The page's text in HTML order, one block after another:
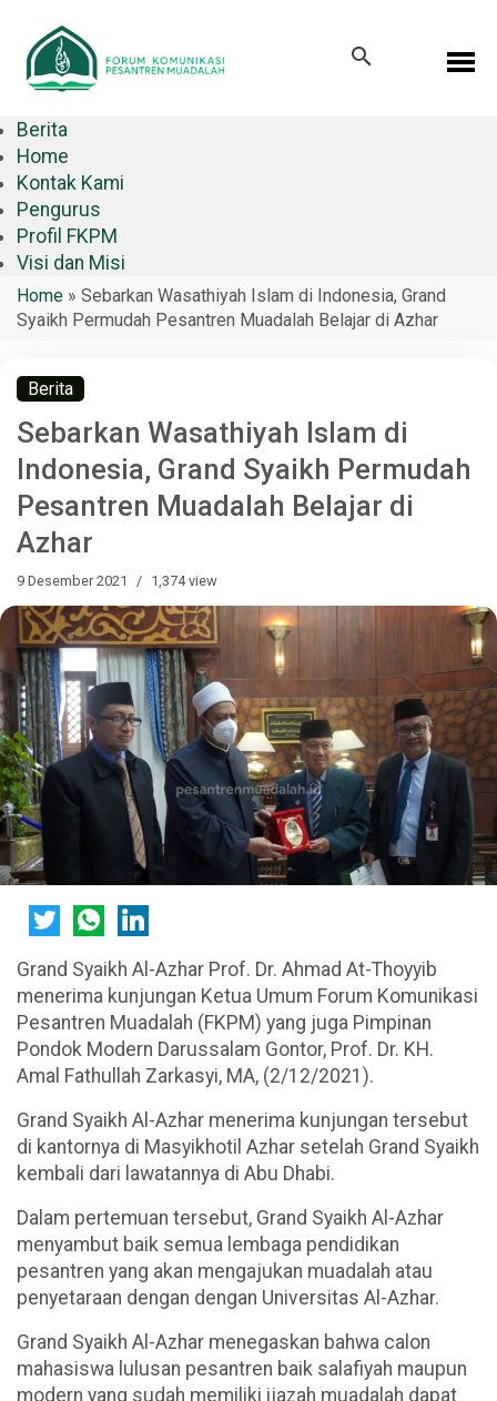
Berita
Home
Kontak Kami
Pengurus
Profil FKPM
Visi dan Misi
Home » Sebarkan Wasathiyah Islam di Indonesia, Grand
Syaikh Permudah Pesantren Muadalah Belajar di Azhar
Berita
Sebarkan Wasathiyah Islam di
Indonesia, Grand Syaikh Permudah
Pesantren Muadalah Belajar di
Azhar
9 Desember 2021 1,374 view
Grand Syaikh Al-Azhar Prof. Dr. Ahmad At-Thoyyib
menerima kunjungan Ketua Umum Forum Komunikasi
Pesantren Muadalah (FKPM) yang juga Pimpinan
Pondok Modern Darussalam Gontor, Prof. Dr. KH.
Amal Fathullah Zarkasyi, MA, (2/12/2021).
Grand Syaikh Al-Azhar menerima kunjungan tersebut
di kantornya di Masyikhotil Azhar setelah Grand Syaikh
kembali dari lawatannya di Abu Dhabi.
Dalam pertemuan tersebut, Grand Syaikh Al-Azhar
menyambut baik semua lembaga pendidikan
pesantren yang akan mengajukan muadalah atau
penyetaraan dengan dengan Universitas Al-Azhar.
Grand Syaikh Al-Azhar menegaskan bahwa calon
mahasiswa lulusan pesantren baik salafiyah maupun
modern yang sudah memiliki ijazah muadalah dapat